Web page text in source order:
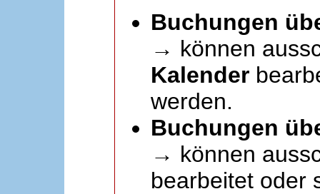
Buchungen
→ können
Kalender
werden.
Buchungen
→ können
bearbeitet oder